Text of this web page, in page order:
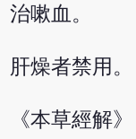
治嗽血。
肝燥者禁用。
《本草經解